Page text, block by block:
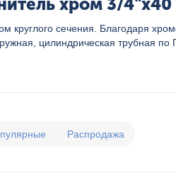
круглого сечения. Благодаря
цилиндрическая трубная
Распродажа